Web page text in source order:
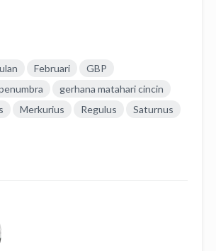
Februari
GBP
gerhana matahari cincin
Merkurius Regulus
Saturnus